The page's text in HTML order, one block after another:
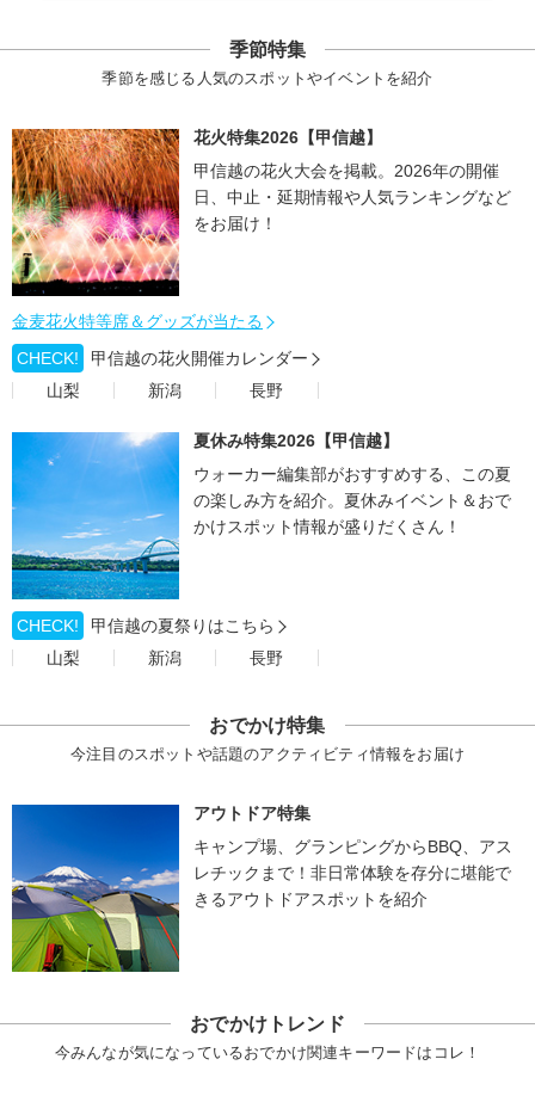
季節特集
季節を感じる人気のスポットやイベントを紹介
花火特集2026【甲信越】
甲信越の花火大会を掲載。2026年の開催
日、中止・延期情報や人気ランキングなど
をお届け！
金麦花火特等席＆グッズが当たる
CHECK!
甲信越の花火開催カレンダー
山梨
新潟 長野
夏休み特集2026【甲信越】
ウォーカー編集部がおすすめする、この夏
の楽しみ方を紹介。夏休みイベント＆おで
かけスポット情報が盛りだくさん！
CHECK!
甲信越の夏祭りはこちら
山梨
新潟 長野
おでかけ特集
今注目のスポットや話題のアクティビティ情報をお届け
アウトドア特集
キャンプ場、グランピングからBBQ、アス
レチックまで！非日常体験を存分に堪能で
きるアウトドアスポットを紹介
おでかけトレンド
今みんなが気になっているおでかけ関連キーワードはコレ！